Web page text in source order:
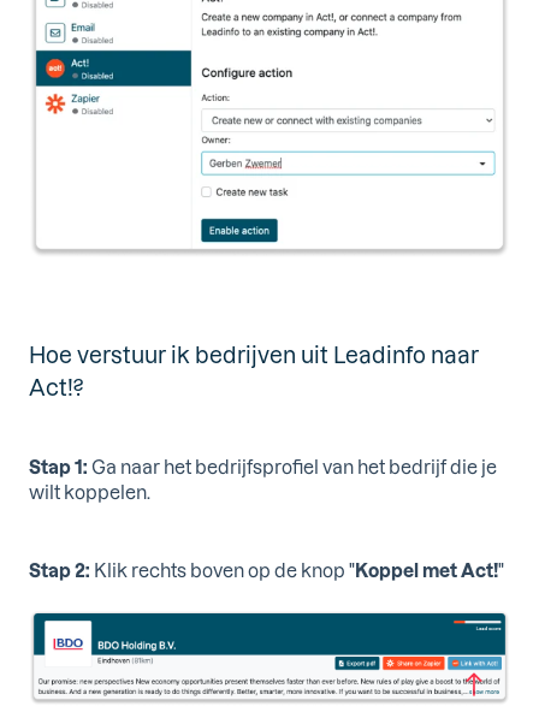
Hoe verstuur ik bedrijven uit Leadinfo naar
Act!?
Stap 1: Ga naar het bedrijfsprofiel van het bedrijf die je
wilt koppelen.
Stap 2: Klik rechts boven op de knop "Koppel met Act!"